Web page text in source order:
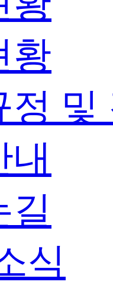
황
정 및
내
길
식